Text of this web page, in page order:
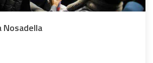
Nosadella